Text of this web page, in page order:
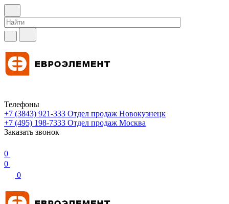
Телефоны
+7 (3843) 921-333 Отдел продаж Новокузнецк
+7 (495) 198-7333 Отдел продаж Москва
Заказать звонок
0
0
0